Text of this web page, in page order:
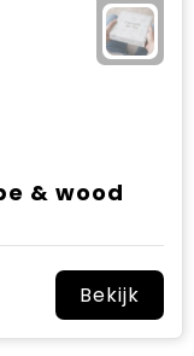
& wood
Bekijk